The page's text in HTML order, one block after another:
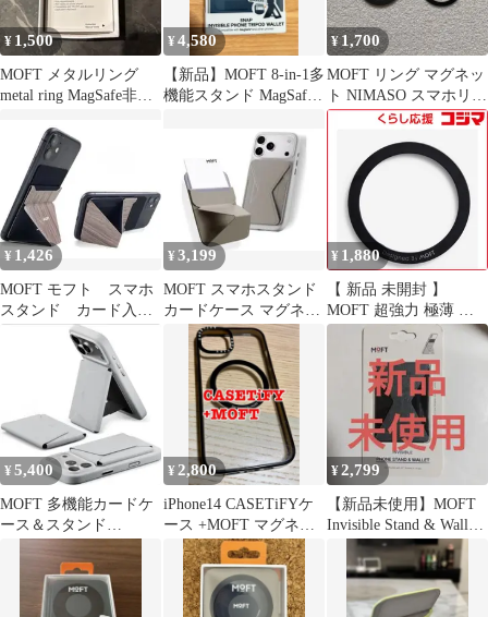
ラック
¥ 1,500
MOFT メタルリング
metal ring MagSafe非対
¥4,580
【新品】MOFT 8-in-1多
機能スタンド MagSafe
¥ 1,700
MOFT リング マグネッ
ト NIMASO スマホリン
グ MagSafe対応
¥ 1,426
MOFT モフト スマホ
スタンド カード入
れ 定期入れ スキミ
ング 横置き よこ
¥3,199
MOFT スマホスタンド
カードケース マグネッ
¥ 1,880
【 新品 未開封 】
MOFT 超強力 極薄 ス
マホ用 マグネットリン
グステッカー ブラック
MD019-1-BK 未使用 送
料無料
¥ 5,400
MOFT 多機能カードケ
ース＆スタンド
MagSafe対応 ミスティ
¥ 2,800
iPhone14 CASETiFYケ
ース +MOFT マグネッ
トリング
¥2,799
【新品未使用】MOFT
Invisible Stand & Wallet
グレー